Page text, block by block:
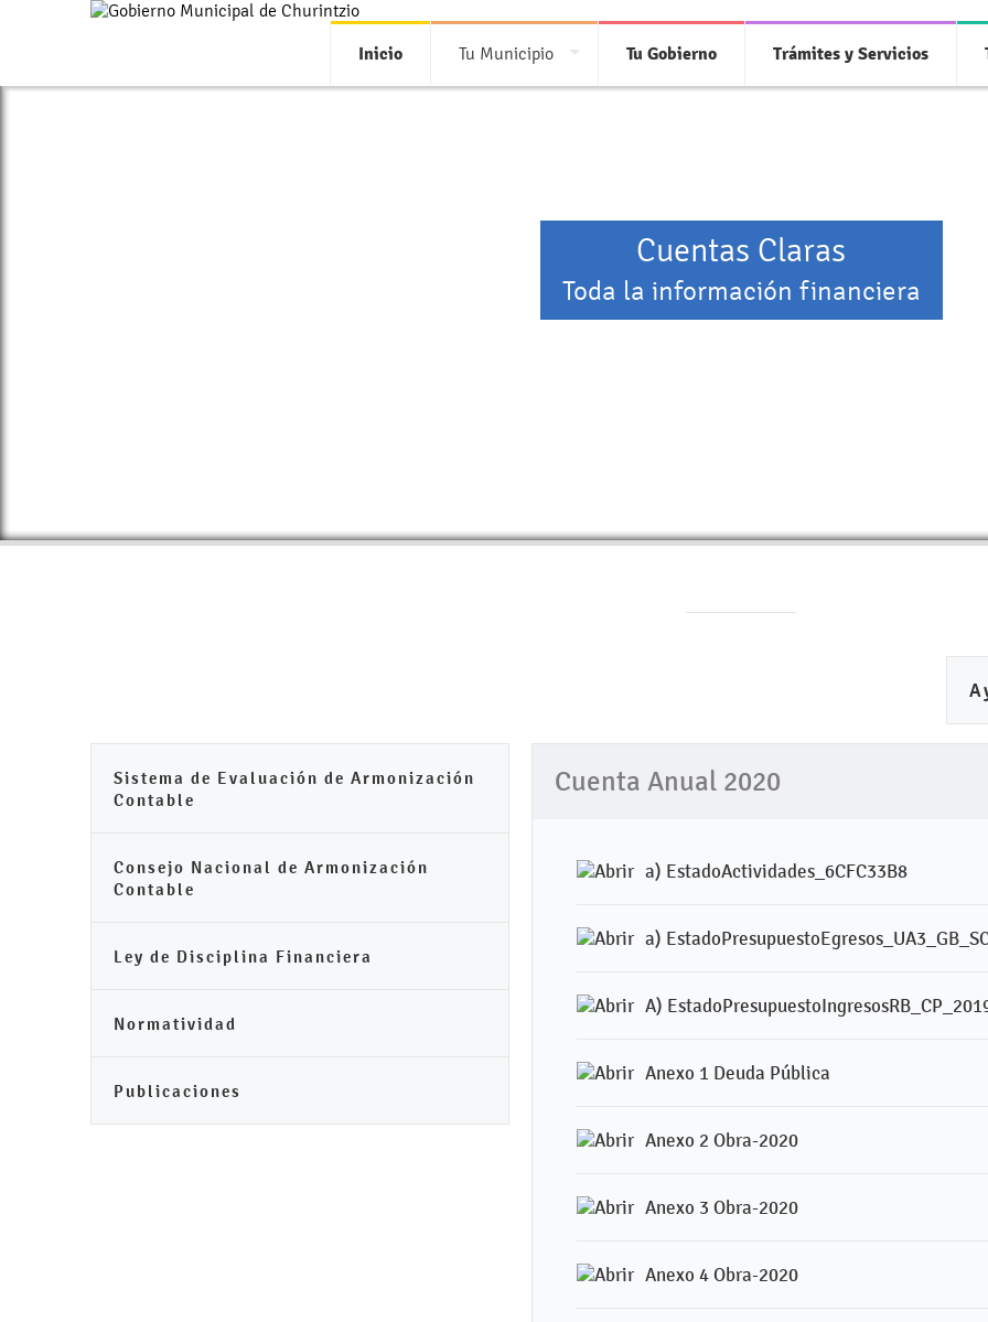
Inicio Tu Municipio Tu Gobierno Trámites y Servicios
Cuentas Claras
Toda la información financiera
Sistema de Evaluación de Armonización
Contable
Consejo Nacional de Armonización
Contable
Ley de Disciplina Financiera
Normatividad
Publicaciones
Cuenta Anual 2020
a) EstadoActividades_6CFC33B8
a)
A)
Anexo 1 Deuda Pública
Anexo 2 Obra-2020
Anexo 3 Obra-2020
Anexo 4 Obra-2020